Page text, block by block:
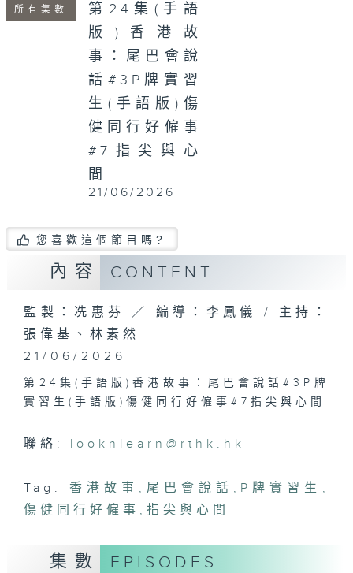
所有集數
第24集(手語
版)香港故
事：尾巴會說
話#3P牌實習
生(手語版)傷
健同行好僱事
#7指尖與心
間
21/06/2026
您喜歡這個節目嗎?
內容 CONTENT
監製：冼惠芬 ／ 編導：李鳳儀 / 主持：
張偉基、林素然
21/06/2026
第24集(手語版)香港故事：尾巴會說話#3P牌
實習生(手語版)傷健同行好僱事#7指尖與心間
聯絡: looknlearn@rthk.hk
Tag: 香港故事 , 尾巴會說話 , P牌實習生 ,
傷健同行好僱事 ,指尖與心間
集數 EPISODES